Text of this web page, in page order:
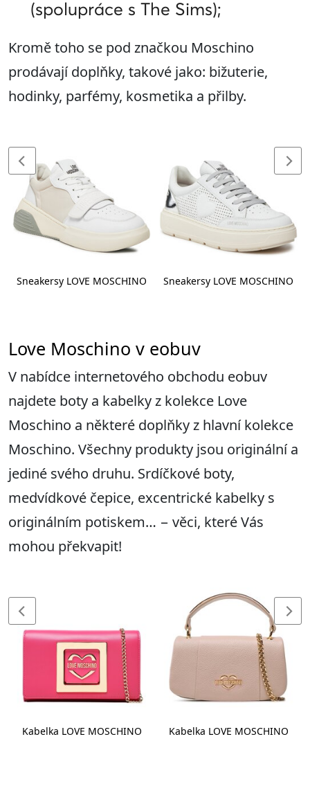
(spolupráce s The Sims);
Kromě toho se pod značkou Moschino
prodávají doplňky, takové jako: bižuterie,
hodinky, parfémy, kosmetika a přilby.
Sneakersy LOVE MOSCHINO Sneakersy LOVE MOSCHINO
Love Moschino v eobuv
V nabídce internetového obchodu eobuv
najdete boty a kabelky z kolekce Love
Moschino a některé doplňky z hlavní kolekce
Moschino. Všechny produkty jsou originální a
jediné svého druhu. Srdíčkové boty,
medvídkové čepice, excentrické kabelky s
originálním potiskem… − věci, které Vás
mohou překvapit!
Kabelka LOVE MOSCHINO Kabelka LOVE MOSCHINO